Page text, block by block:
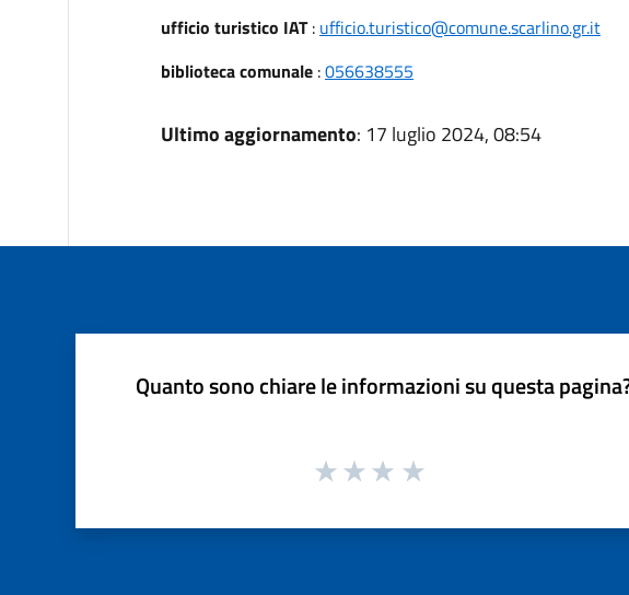
ufficio turistico IAT: ufficio.turistico@comune.scarlino.gr.it
biblioteca comunale:056638555
Ultimo aggiornamento: 17 luglio 2024, 08:54
Quanto sono chiare le informazioni su questa